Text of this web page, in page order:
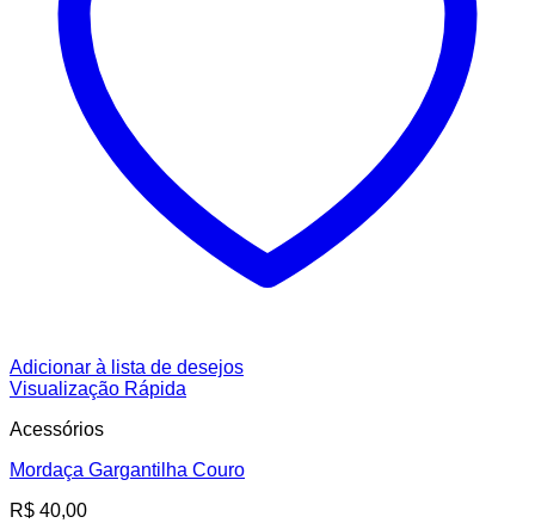
Adicionar à lista de desejos
Visualização Rápida
Acessórios
Mordaça Gargantilha Couro
R$ 40,00